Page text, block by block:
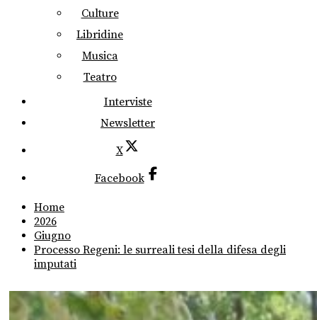
Culture
Libridine
Musica
Teatro
Interviste
Newsletter
X
Facebook
Home
2026
Giugno
Processo Regeni: le surreali tesi della difesa degli
imputati